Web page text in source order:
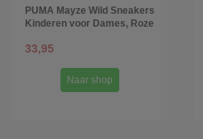
PUMA Mayze Wild Sneakers
Kinderen voor Dames, Roze
33,95
Naar shop